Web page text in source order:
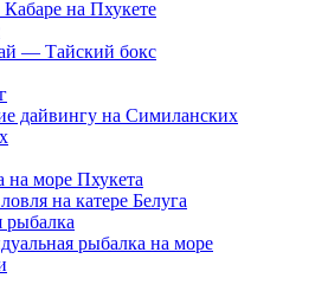
на Пхукете
— Тайский бокс
дайвингу на Симиланских
на море Пхукета
на катере Белуга
рыбалка
рыбалка на море